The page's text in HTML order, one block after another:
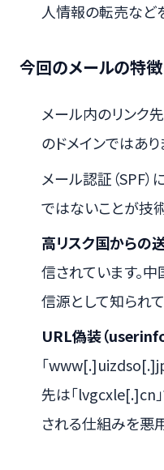
人情報の転売など
今回のメールの特徴
メール内のリンク
のドメインではあり
メール認証（SPF
ではないことが技
高リスク国からの
信されています。
信源として知られ
URL偽装（
「
先は「lvgcxle[.]cn
される仕組みを悪